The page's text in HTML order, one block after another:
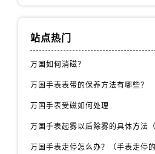
站点热门
万国如何消磁？
万国手表表带的保养方法有哪些？
万国手表受磁如何处理